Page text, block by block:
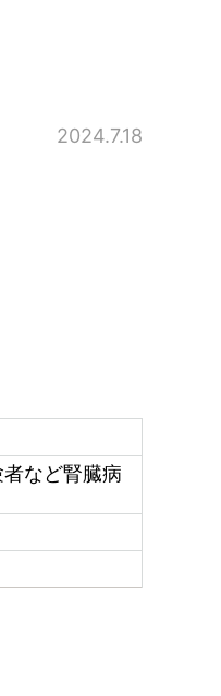
2024.7.18
など腎臓病